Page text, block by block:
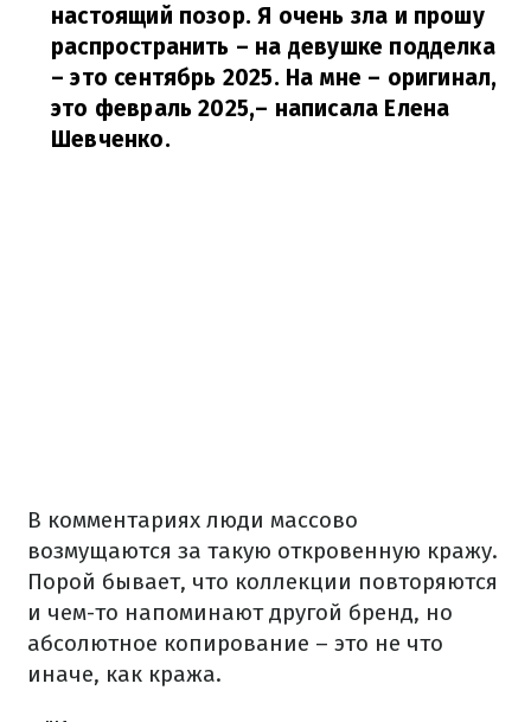
настоящий позор. Я очень зла и прошу
распространить – на девушке подделка
– это сентябрь 2025. На мне – оригинал,
это февраль 2025,– написала Елена
Шевченко.
В комментариях люди массово
возмущаются за такую откровенную кражу.
Порой бывает, что коллекции повторяются
и чем-то напоминают другой бренд, но
абсолютное копирование – это не что
иначе, как кража.